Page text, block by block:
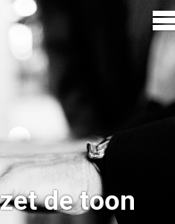
de toon